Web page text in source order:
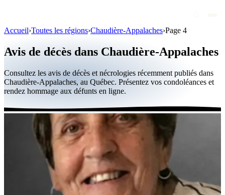
Personnalités publiques
Québec
Canada
International
Par région
Par ville
Maisons funéraires
Accueil›Toutes les régions›Chaudière-Appalaches›Page 4
Avis de décès dans Chaudière-Appalaches
Consultez les avis de décès et nécrologies récemment publiés dans
Chaudière-Appalaches, au Québec. Présentez vos condoléances et
rendez hommage aux défunts en ligne.